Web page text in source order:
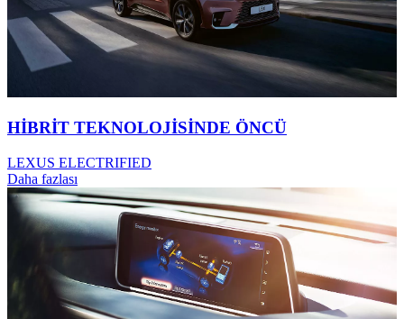
HİBRİT TEKNOLOJİSİNDE ÖNCÜ​
LEXUS ELECTRIFIED
Daha fazlası